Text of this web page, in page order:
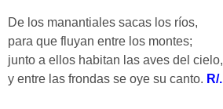
De los manantiales sacas los ríos,
para que fluyan entre los montes;
junto a ellos habitan las aves del cielo,
y entre las frondas se oye su canto. R/.